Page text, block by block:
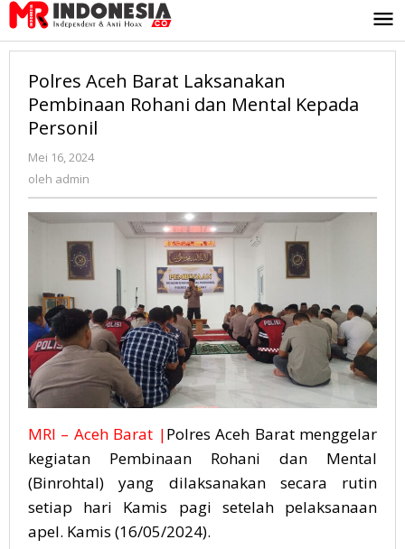
Lewati
ke
konten
Polres Aceh Barat Laksanakan
Pembinaan Rohani dan Mental Kepada
Personil
Mei 16, 2024
oleh admin
MRI – Aceh Barat |Polres Aceh Barat menggelar
kegiatan Pembinaan Rohani dan Mental
(Binrohtal) yang dilaksanakan secara rutin
setiap hari Kamis pagi setelah pelaksanaan
apel. Kamis (16/05/2024).